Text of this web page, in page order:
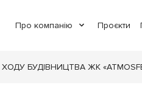
Про компанію Проєкти
БУДІВНИЦТВА ЖК